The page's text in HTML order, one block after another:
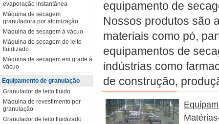
evaporação instantânea
Máquina de secagem
granuladora por atomização
Máquina de secagem à vácuo
Máquina de secagem de leito
fluidizado
Máquina de secagem em grade à
vácuo
Equipamento de granulação
Granulador de leito fluido
Máquina de revestimento por
granulação
Granulador de leito fluidizado
equipamento de
Nossos produtos são
materiais como pó,
equipamentos de
indústrias como
de construção,